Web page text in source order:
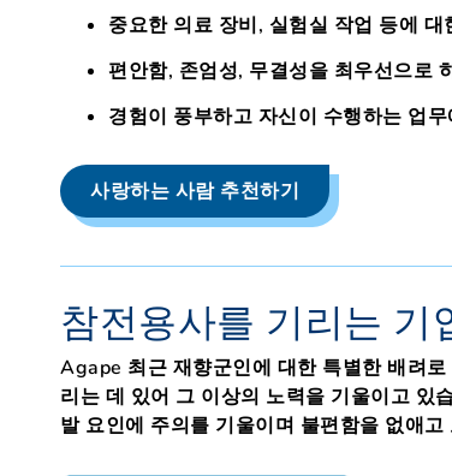
중요한 의료 장비, 실험실 작업 등에
편안함, 존엄성, 무결성을 최우선으로
경험이 풍부하고 자신이 수행하는 업
사랑하는 사람 추천하기
참전용사를 기리는 기
Agape 최근 재향군인에 대한 특별한 배려
리는 데 있어 그 이상의 노력을 기울이고 있
발 요인에 주의를 기울이며 불편함을 없애